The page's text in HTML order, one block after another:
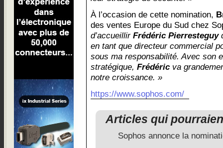
À l’occasion de cette nomination,
des ventes Europe du Sud chez
d’accueillir Frédéric Pierresteguy
en tant que directeur commercial
sous ma responsabilité. Avec son
stratégique, Frédéric va
notre croissance. »
https://www.sophos.com/
Articles qui
Sophos annonce la